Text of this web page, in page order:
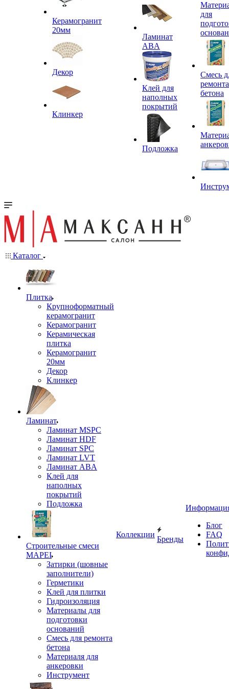
Керамогранит
20мм
Декор
Клинкер
Ламинат
ABA
Клей для
наполных
покрытий
Подложка
для
Смесь
ремонта
бетона
Каталог
Плитка
Крупноформатный
керамогранит
Керамогранит
Керамическая
плитка
Керамогранит
20мм
Декор
Клинкер
Ламинат
Ламинат MSPC
Ламинат HDF
Ламинат SPC
Ламинат LVT
Ламинат ABA
Клей для
наполных
покрытий
Подложка
Строительные смеси
MAPEI
Затирки (шовные
заполнители)
Герметики
Клей для плитки
Гидроизоляция
Материалы для
подготовки
оснований
Смесь для ремонта
бетона
Материаля для
анкеровки
Инструмент
Коллекции
Бренды
Блог
FAQ